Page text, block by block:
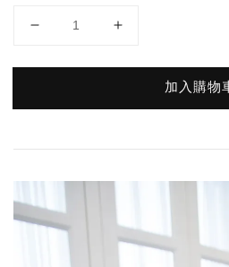
加入購物